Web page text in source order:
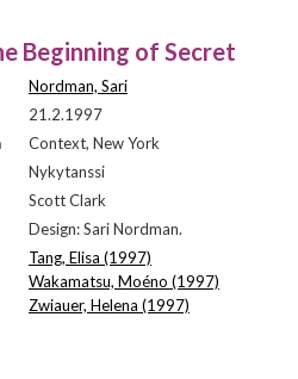
Beginning of Secret
Nordman, Sari
21.2.1997
Context, New York
Nykytanssi
Scott Clark
Design: Sari Nordman.
Tang, Elisa (1997)
Wakamatsu, Moéno (1997)
Zwiauer, Helena (1997)